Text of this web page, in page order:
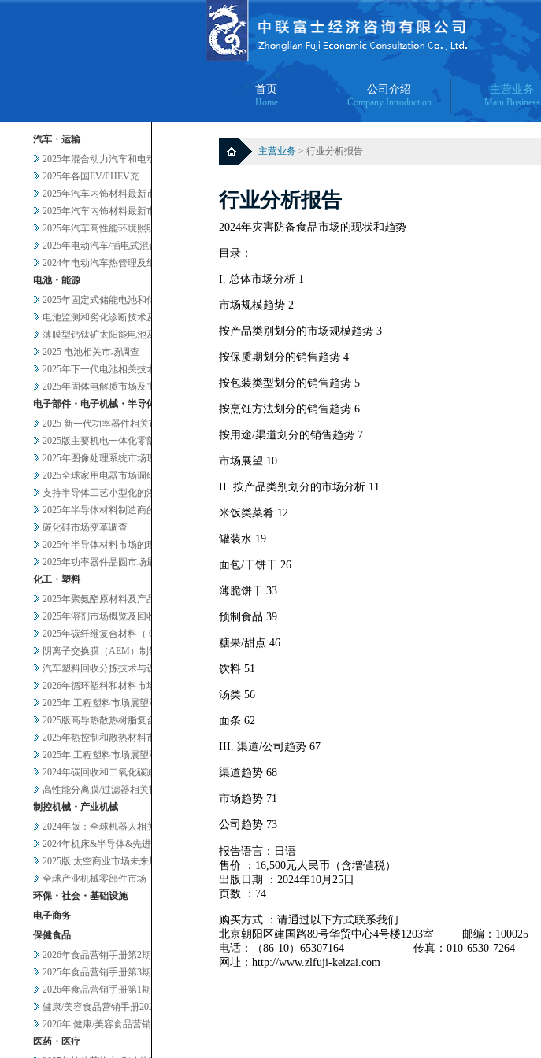
首页
Home
公司介绍
Company Introduction
主营业务
Main Business
汽车・运输
2025年混合动力汽车和电动汽...
2025年各国EV/PHEV充...
2025年汽车内饰材料最新市场...
2025年汽车内饰材料最新市场...
2025年汽车高性能环境照明的...
2025年电动汽车/插电式混合...
2024年电动汽车热管理及组件...
电池・能源
2025年固定式储能电池和储能...
电池监测和劣化诊断技术及服务当...
薄膜型钙钛矿太阳能电池及其他轻...
2025 电池相关市场调查
2025年下一代电池相关技术及...
2025年固体电解质市场及主要...
电子部件・电子机械・半导体
2025 新一代功率器件相关市...
2025版主要机电一体化零部件...
2025年图像处理系统市场现状...
2025全球家用电器市场调研
支持半导体工艺小型化的液体过滤...
2025年半导体材料制造商的业...
碳化硅市场变革调查
2025年半导体材料市场的现状...
2025年功率器件晶圆市场最新...
化工・塑料
2025年聚氨酯原材料及产品市...
2025年溶剂市场概览及回收相...
2025年碳纤维复合材料（ C...
阴离子交换膜（AEM）制氢及其...
汽车塑料回收分拣技术与设备调查
2026年循环塑料和材料市场新...
2025年 工程塑料市场展望和...
2025版高导热散热树脂复合材...
2025年热控制和散热材料市场...
2025年 工程塑料市场展望和...
2024年碳回收和二氧化碳减排...
高性能分离膜/过滤器相关技术和...
制控机械・产业机械
2024年版：全球机器人相关市...
2024年机床&半导体&先进设...
2025版 太空商业市场未来展...
全球产业机械零部件市场
环保・社会・基础设施
电子商务
保健食品
2026年食品营销手册第2期
2025年食品营销手册第3期
2026年食品营销手册第1期
健康/美容食品营销手册2025...
2026年 健康/美容食品营销...
医药・医疗
主营业务 > 行业分析报告
行业分析报告
2024年灾害防备食品市场的现状和趋势
目录：
I. 总体市场分析 1
市场规模趋势 2
按产品类别划分的市场规模趋势 3
按保质期划分的销售趋势 4
按包装类型划分的销售趋势 5
按烹饪方法划分的销售趋势 6
按用途/渠道划分的销售趋势 7
市场展望 10
II. 按产品类别划分的市场分析 11
米饭类菜肴 12
罐装水 19
面包/干饼干 26
薄脆饼干 33
预制食品 39
糖果/甜点 46
饮料 51
汤类 56
面条 62
III. 渠道/公司趋势 67
渠道趋势 68
市场趋势 71
公司趋势 73
报告语言：日语
售价 ：16,500元人民币（含増値税）
出版日期 ：2024年10月25日
页数 ：74
购买方式 ：请通过以下方式联系我们
北京朝阳区建国路89号华贸中心4号楼1203室 邮编：100025
电话：（86-10）65307164 传真：010-6530-7264
网址：http://www.zlfuji-keizai.com